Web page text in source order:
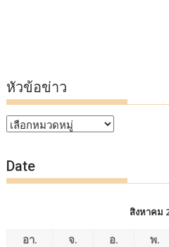
หัวข้อข่าว
หัวข้อ
Date
สิงหาคม
อา. จ. อ. พ.